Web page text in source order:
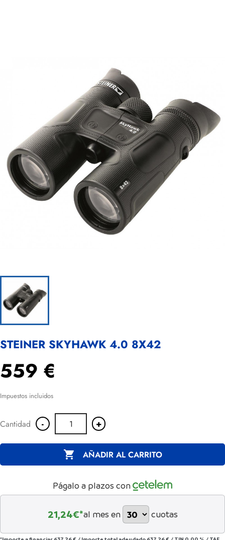
STEINER SKYHAWK 4.0 8X42
559 €
Impuestos incluidos
Cantidad - +
 AÑADIR AL CARRITO
Págalo a plazos con
21,24€*al mes en cuotas